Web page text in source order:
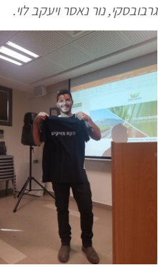
גרבובסקי, נור נאסר ויעקב לוי.